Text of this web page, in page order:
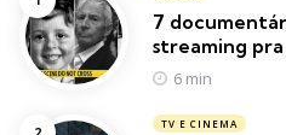
7
streaming
6 min
TV E CINEMA